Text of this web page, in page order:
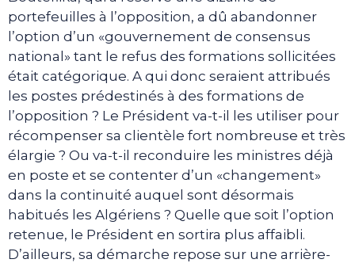
portefeuilles à l’opposition, a dû abandonner
l’option d’un «gouvernement de consensus
national» tant le refus des formations sollicitées
était catégorique. A qui donc seraient attribués
les postes prédestinés à des formations de
l’opposition ? Le Président va-t-il les utiliser pour
récompenser sa clientèle fort nombreuse et très
élargie ? Ou va-t-il reconduire les ministres déjà
en poste et se contenter d’un «changement»
dans la continuité auquel sont désormais
habitués les Algériens ? Quelle que soit l’option
retenue, le Président en sortira plus affaibli.
D’ailleurs, sa démarche repose sur une arrière-